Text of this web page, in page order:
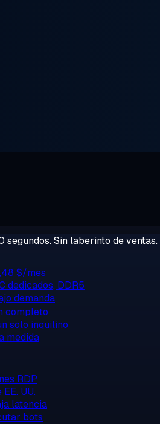
Sin laberinto de ventas.
$/mes
dedicados, DDR5
demanda
completo
solo inquilino
medida
RDP
UU.
latencia
bots